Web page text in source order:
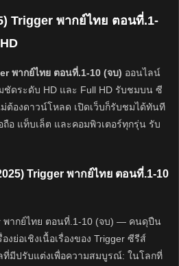
Trigger พากย์ไทย ตอนที่.1-
พากย์ไทย ตอนที่.1-10 (จบ) ออนไลน์
ชัดระดับ HD และ Full HD รับชมบน ซี
ต้องดาวน์โหลด เปิดเว็บก็รับชมได้ทันที
อ แท็บเล็ต และคอมพิวเตอร์ทุกรุ่น รับ
Trigger พากย์ไทย ตอนที่.1-10
พากย์ไทย ตอนที่.1-10 (จบ) — คนดุปืน
งย่อเชิงเนื้อเรื่องของ Trigger ซีรีส์
มีปรับแต่งเพื่อความสมบูรณ์: ในโลกที่